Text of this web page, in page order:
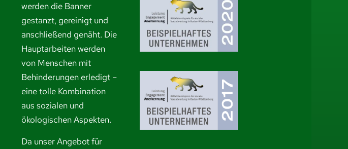
werden die Banner
gestanzt, gereinigt und
anschließend genäht. Die
Hauptarbeiten werden
von Menschen mit
Behinderungen erledigt –
eine tolle Kombination
aus sozialen und
ökologischen Aspekten.
Da unser Angebot für